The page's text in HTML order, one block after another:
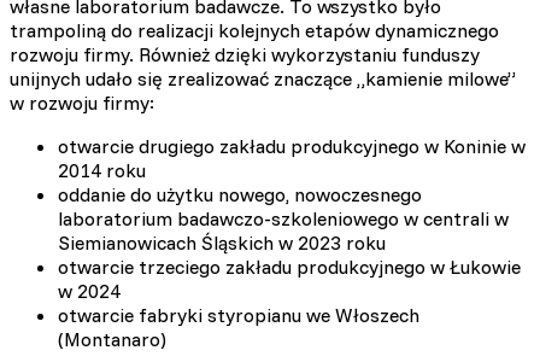
własne laboratorium badawcze. To wszystko było
trampoliną do realizacji kolejnych etapów dynamicznego
rozwoju firmy. Również dzięki wykorzystaniu funduszy
unijnych udało się zrealizować znaczące „kamienie milowe”
w rozwoju firmy:
otwarcie drugiego zakładu produkcyjnego w Koninie w
2014 roku
oddanie do użytku nowego, nowoczesnego
laboratorium badawczo-szkoleniowego w centrali w
Siemianowicach Śląskich w 2023 roku
otwarcie trzeciego zakładu produkcyjnego w Łukowie
w 2024
otwarcie fabryki styropianu we Włoszech
(Montanaro)